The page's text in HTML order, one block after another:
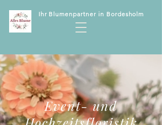
Ihr Blumenpartner in Bordesholm
Event- und